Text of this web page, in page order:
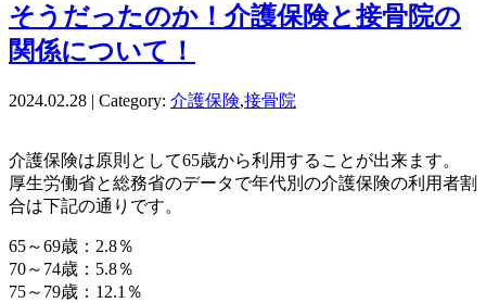
そうだったのか！介護保険と接骨院の
関係について！
2024.02.28 | Category: 介護保険,接骨院
介護保険は原則として65歳から利用することが出来ます。
厚生労働省と総務省のデータで年代別の介護保険の利用者割
合は下記の通りです。
65～69歳：2.8％
70～74歳：5.8％
75～79歳：12.1％